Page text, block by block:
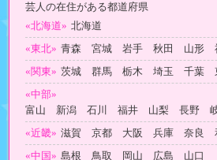
芸人の在住がある都道府県
«北海道» 北海道
«東北» 青森 宮城 岩手 秋田 山形
«関東» 茨城 群馬 栃木 埼玉 千葉
«中部»
富山 新潟 石川 福井 山梨 長野
«近畿» 滋賀 京都 大阪 兵庫 奈良
«中国» 島根 鳥取 岡山 広島 山口